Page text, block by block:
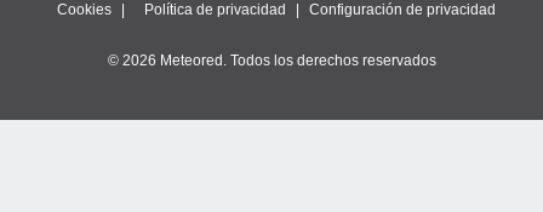
Cookies Política de privacidad Configuración de privacidad
© 2026 Meteored. Todos los derechos reservados